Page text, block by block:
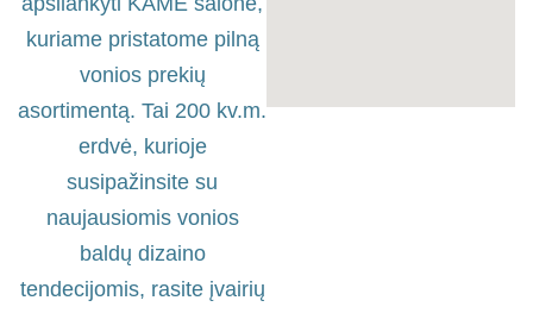
kuriame pristatome pilną
vonios prekių
asortimentą. Tai 200 kv.m.
erdvė, kurioje
susipažinsite su
naujausiomis vonios
baldų dizaino
tendecijomis, rasite įvairių